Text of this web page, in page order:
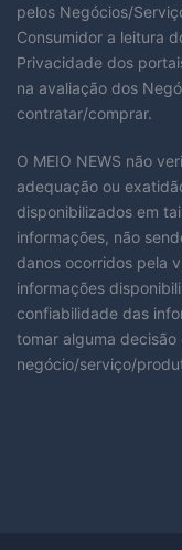
pelos Negócios/
Consumidor a leitura
Privacidade dos
na avaliação dos
contratar/comprar.
O MEIO NEWS não
adequação ou
disponibilizados em
informações, não
danos ocorridos pela
informações
confiabilidade das
tomar alguma
negócio/serviço/